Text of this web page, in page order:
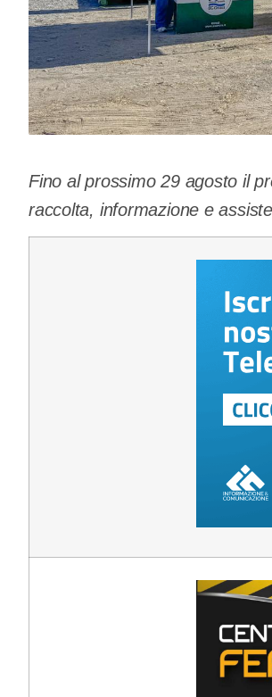
Fino al prossimo 29 agosto il
raccolta, informazione e